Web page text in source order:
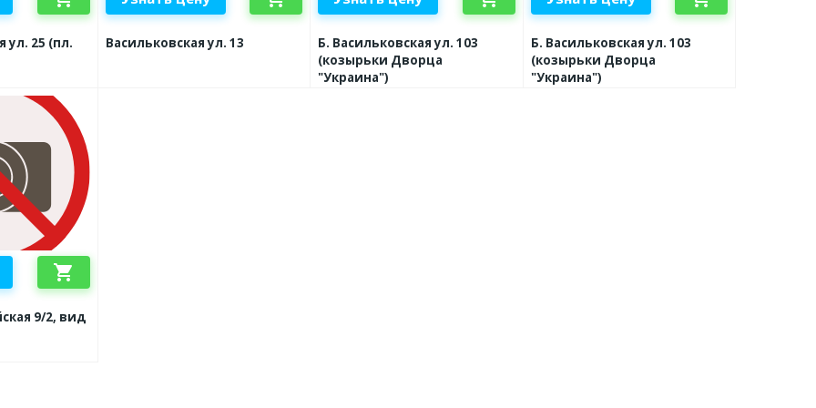
ул. 25 (пл.
Васильковская ул. 13
Б. Васильковская ул. 103
(козырьки Дворца
"Украина")
Б. Васильковская ул. 103
(козырьки Дворца
"Украина")
shopping_cart
9/2, вид